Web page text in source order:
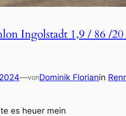
Ingolstadt 1,9 / 86 /
—vonDominik Florianin
es heuer mein